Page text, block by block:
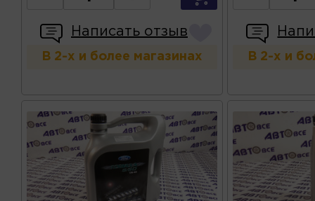
Написать отзыв
В 2-х и более магазинах В 2-х и